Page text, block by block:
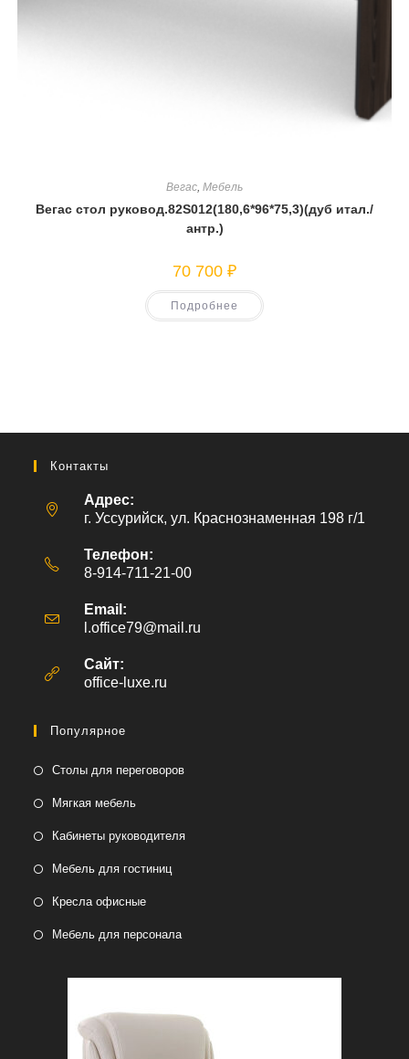
Вегас Мебель
Вегас стол руковод.82S012(180,6*96*75,3)(дуб итал./
антр.)
70 700 ₽
Подробнее
Контакты
Адрес:
г. Уссурийск, ул. Краснознаменная 198 г/1
Телефон:
8-914-711-21-00
Email:
l.office79@mail.ru
Сайт:
office-luxe.ru
Популярное
Столы для переговоров
Мягкая мебель
Кабинеты руководителя
Мебель для гостиниц
Кресла офисные
Мебель для персонала